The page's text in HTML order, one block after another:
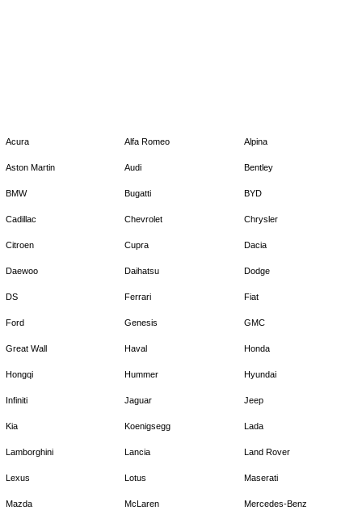
Acura Alfa Romeo Alpina
Aston Martin Audi Bentley
BMW Bugatti BYD
Cadillac Chevrolet Chrysler
Citroen Cupra Dacia
Daewoo Daihatsu Dodge
DS Ferrari Fiat
Ford Genesis GMC
Great Wall Haval Honda
Hongqi Hummer Hyundai
Infiniti Jaguar Jeep
Kia Koenigsegg Lada
Lamborghini Lancia Land Rover
Lexus Lotus Maserati
Mazda McLaren Mercedes-Benz